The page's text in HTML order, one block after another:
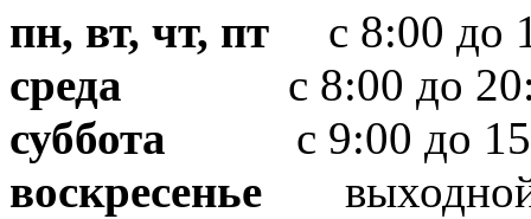
пн, вт, чт, пт с 8:00 до
среда с 8:00 до
суббота с 9:00 до
воскресенье